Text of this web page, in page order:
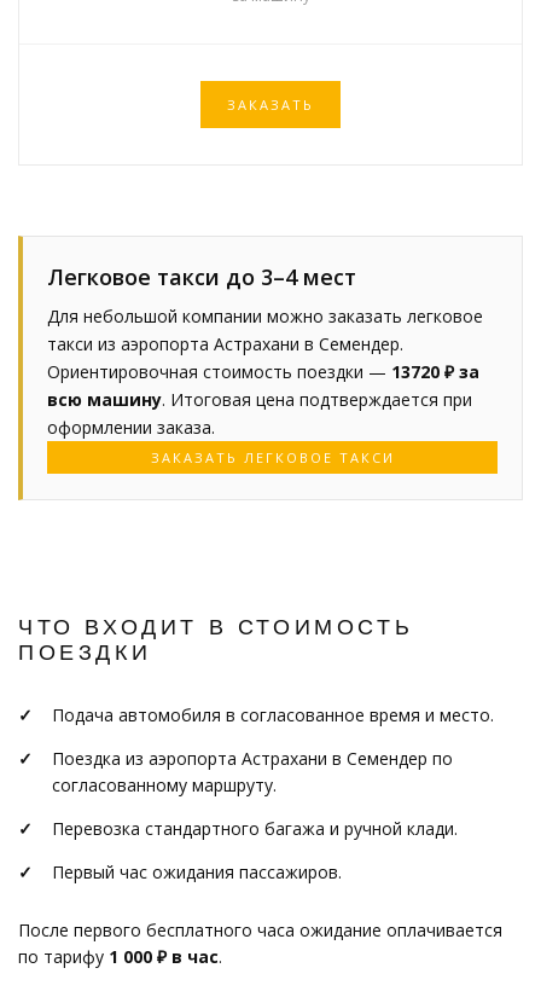
ЗАКАЗАТЬ
Легковое такси до 3–4 мест
Для небольшой компании можно заказать легковое
такси из аэропорта Астрахани в Семендер.
Ориентировочная стоимость поездки — 13720 ₽ за
всю машину. Итоговая цена подтверждается при
оформлении заказа.
ЗАКАЗАТЬ ЛЕГКОВОЕ ТАКСИ
ЧТО ВХОДИТ В СТОИМОСТЬ
ПОЕЗДКИ
Подача автомобиля в согласованное время и место.
Поездка из аэропорта Астрахани в Семендер по
согласованному маршруту.
Перевозка стандартного багажа и ручной клади.
Первый час ожидания пассажиров.
После первого бесплатного часа ожидание оплачивается
по тарифу 1 000 ₽ в час.